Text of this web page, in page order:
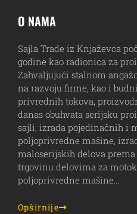
O NAMA
Sajla Trade iz Knjaževca
godine kao radionica za
Zahvaljujući stalnom
na razvoju firme, kao i
privrednih tokova,
danas obuhvata serijsku
sajli, izrada pojedinačnih i
poljoprivredne mašine,
maloserijskih delova
trgovinu delovima za
poljoprivredne mašine…
Opširnije